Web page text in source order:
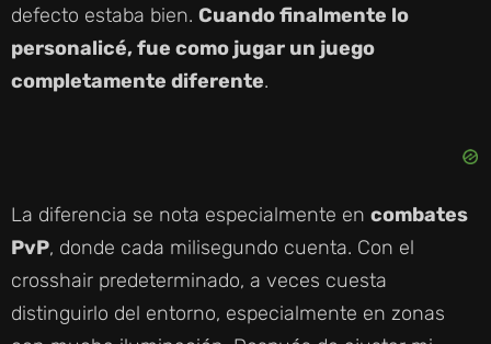
defecto estaba bien. Cuando finalmente lo
personalicé, fue como jugar un juego
completamente diferente.
La diferencia se nota especialmente en combates
PvP, donde cada milisegundo cuenta. Con el
crosshair predeterminado, a veces cuesta
distinguirlo del entorno, especialmente en zonas